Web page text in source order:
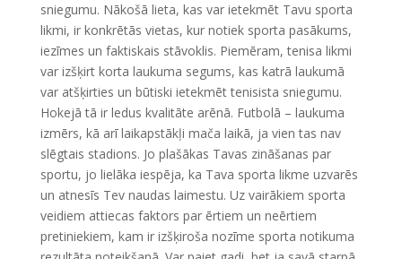
sniegumu. Nākošā lieta, kas var ietekmēt Tavu sporta
likmi, ir konkrētās vietas, kur notiek sporta pasākums,
iezīmes un faktiskais stāvoklis. Piemēram, tenisa likmi
var izšķirt korta laukuma segums, kas katrā laukumā
var atšķirties un būtiski ietekmēt tenisista sniegumu.
Hokejā tā ir ledus kvalitāte arēnā. Futbolā – laukuma
izmērs, kā arī laikapstākļi mača laikā, ja vien tas nav
slēgtais stadions. Jo plašākas Tavas zināšanas par
sportu, jo lielāka iespēja, ka Tava sporta likme uzvarēs
un atnesīs Tev naudas laimestu. Uz vairākiem sporta
veidiem attiecas faktors par ērtiem un neērtiem
pretiniekiem, kam ir izšķiroša nozīme sporta notikuma